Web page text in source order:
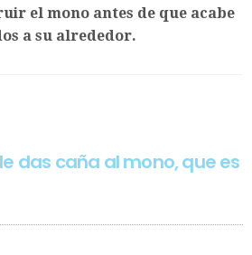
el mono antes de que acabe
a su alrededor.
das caña al mono, que es